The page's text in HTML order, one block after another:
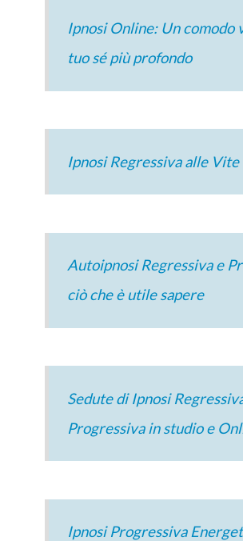
Ipnosi Online: Un comodo
tuo sé più profondo
Ipnosi Regressiva alle
Autoipnosi Regressiva e
ciò che è utile sapere
Sedute di Ipnosi
Progressiva in studio e
Ipnosi Progressiva